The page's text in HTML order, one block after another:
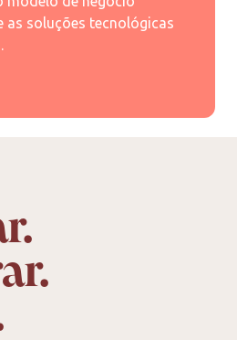
as soluções tecnológicas